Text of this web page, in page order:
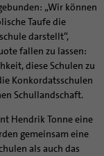
„Wir können
Taufe die
darstellt“,
fallen zu lassen:
diese Schulen zu
Konkordatsschulen
Schullandschaft.
Hendrik Tonne eine
gemeinsam eine
als auch das